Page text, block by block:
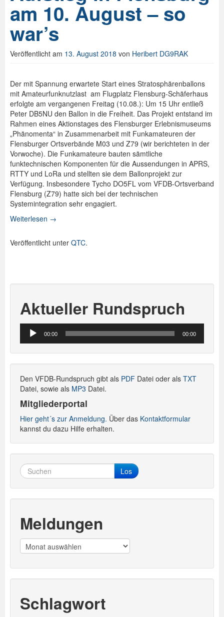
Spenden
Login
am 10. August – so
war’s
Veröffentlicht am 13. August 2018 von Heribert DG9RAK
Der mit Spannung erwartete Start eines Stratosphärenballons
mit Amateurfunknutzlast am Flugplatz Flensburg-Schäferhaus
erfolgte am vergangenen Freitag (10.08.): Um 15 Uhr entließ
Peter DB5NU den Ballon in die Freiheit. Das Projekt entstand im
Rahmen eines Aktionstages des Flensburger Erlebnismuseums
„Phänomenta“ in Zusammenarbeit mit Funkamateuren der
Flensburger Ortsverbände M03 und Z79 (wir berichteten in der
Vorwoche). Die Funkamateure bauten sämtliche
funktechnischen Komponenten für die Aussendungen in APRS,
RTTY und LoRa und stellten sie dem Ballonprojekt zur
Verfügung. Insbesondere Tycho DO5FL vom VFDB-Ortsverband
Flensburg (Z79) hatte sich bei der technischen
Systemintegration sehr engagiert.
Weiterlesen →
Veröffentlicht unter QTC.
Aktueller Rundspruch
Audio-
Player
00:00 00:00
Den VFDB-Rundspruch gibt als PDF Datei oder als TXT
Datei, sowie als MP3 Datei.
Mitgliederportal
Hier geht´s zur Anmeldung. Über das Kontaktformular
kannst du dazu Hilfe erhalten.
Los
Meldungen
Meldungen
Schlagwort